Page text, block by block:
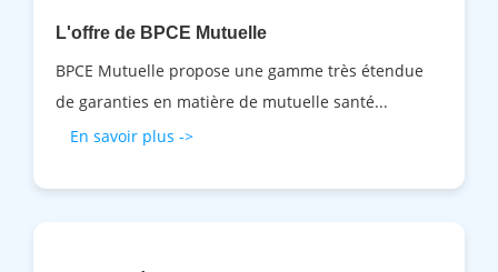
L'offre de BPCE Mutuelle
BPCE Mutuelle propose une gamme très étendue
de garanties en matière de mutuelle santé...
En savoir plus ->